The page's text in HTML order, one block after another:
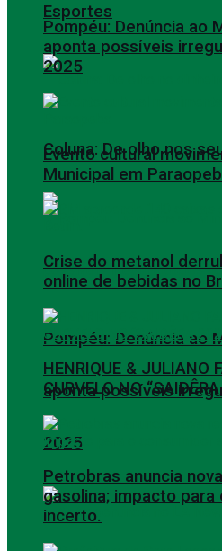
Esportes
Coluna: De olho nos
Pompéu: Denúncia ao
aponta possíveis
2025
Pompéu: Denúncia ao
aponta possíveis
2025
Evento cultural
Municipal em
Crise do metanol
online de bebidas no
HENRIQUE & JULIANO
CURVELO NO
Petrobras anuncia
gasolina; impacto para
incerto.